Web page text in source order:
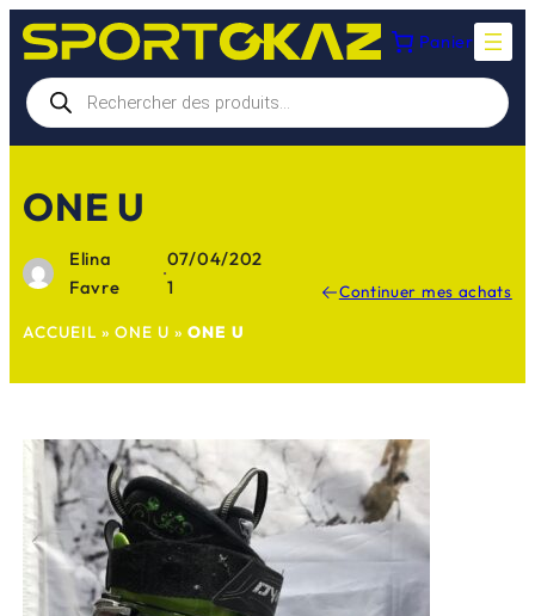
Aller
au
contenu
Panier
Recherche
de
produits
ONE U
Elina
Favre
·
07/04/202
1
Continuer mes achats
ACCUEIL » ONE U » ONE U